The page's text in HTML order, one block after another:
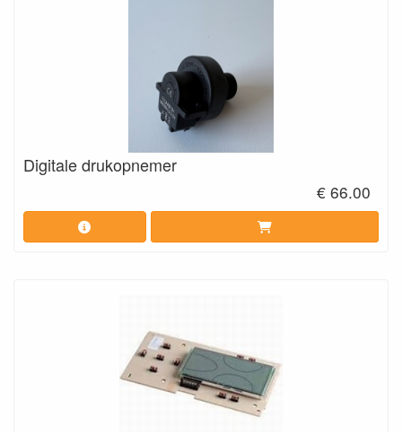
Digitale drukopnemer
€ 66.00